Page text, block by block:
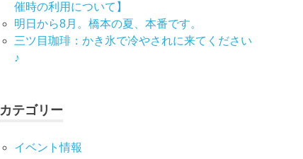
催時の利用について】
明日から8月。橋本の夏、本番です。
三ツ目珈琲：かき氷で冷やされに来てください
♪
カテゴリー
イベント情報